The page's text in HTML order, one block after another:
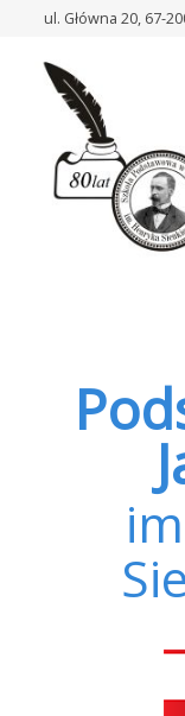
Recytatorski
Głogowskich
ul. Główna 20, 67-